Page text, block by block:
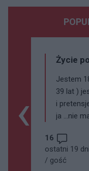
Życie
Jestem
39 lat )
i
ja ...nie
16
ostatni 19
/ gość
‹